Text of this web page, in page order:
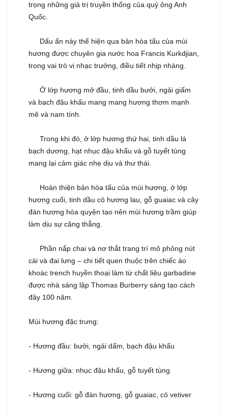
trọng những giá trị truyền thống của quý ông Anh
Quốc.
🕺🏼Dấu ấn này thể hiện qua bản hòa tấu của mùi
hương được chuyên gia nước hoa Francis Kurkdjian,
trong vai trò vị nhạc trưởng, điều tiết nhịp nhàng.
Ở lớp hương mở đầu, tinh dầu bưởi, ngải giấm
và bạch đậu khấu mang mang hương thơm mạnh
mẽ và nam tính.
Trong khi đó, ở lớp hương thứ hai, tinh dầu lá
bạch dương, hạt nhục đậu khấu và gỗ tuyết tùng
mang lại cảm giác nhẹ dịu và thư thái.
Hoàn thiện bản hòa tấu của mùi hương, ở lớp
hương cuối, tinh dầu cỏ hương lau, gỗ guaiac và cây
đàn hương hòa quyện tạo nên mùi hương trầm giúp
làm dịu sự căng thẳng.
🕺🏼Phần nắp chai và nơ thắt trang trí mô phỏng nút
cài và đai lưng – chi tiết quen thuộc trên chiếc áo
khoác trench huyền thoại làm từ chất liệu garbadine
được nhà sáng lập Thomas Burberry sáng tạo cách
đây 100 năm.
Mùi hương đặc trưng:
- Hương đầu: bưởi, ngải dấm, bạch đậu khấu
- Hương giữa: nhục đậu khấu, gỗ tuyết tùng
- Hương cuối: gỗ đàn hương, gỗ guaiac, cỏ vetiver